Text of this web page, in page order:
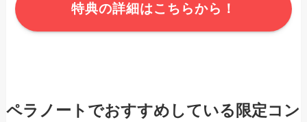
特典の詳細はこちらから！
ペラノートでおすすめしている限定コン